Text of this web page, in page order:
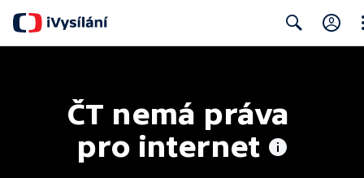
ČT nemá práva
pro internet